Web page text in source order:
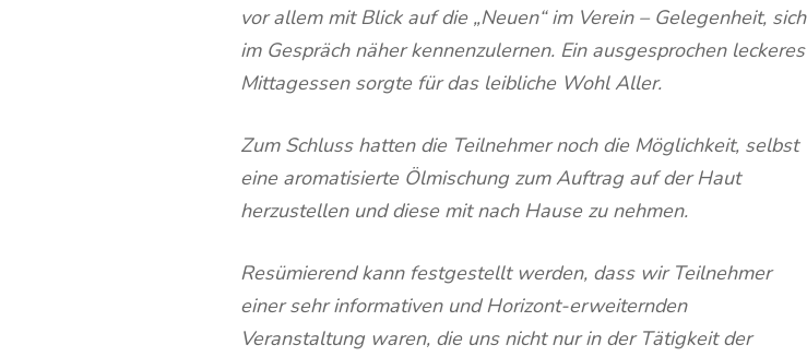
vor allem mit Blick auf die „Neuen“ im Verein – Gelegenheit, sich
im Gespräch näher kennenzulernen. Ein ausgesprochen leckeres
Mittagessen sorgte für das leibliche Wohl Aller.
Zum Schluss hatten die Teilnehmer noch die Möglichkeit, selbst
eine aromatisierte Ölmischung zum Auftrag auf der Haut
herzustellen und diese mit nach Hause zu nehmen.
Resümierend kann festgestellt werden, dass wir Teilnehmer
einer sehr informativen und Horizont-erweiternden
Veranstaltung waren, die uns nicht nur in der Tätigkeit der